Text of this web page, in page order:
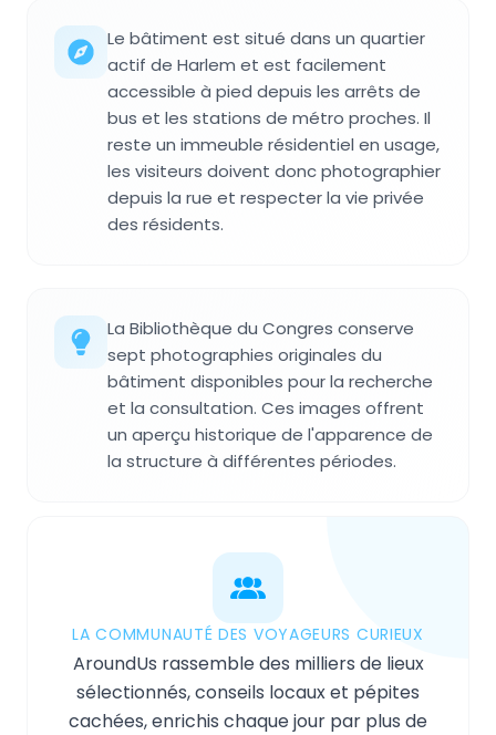
Le bâtiment est situé dans un quartier
actif de Harlem et est facilement
accessible à pied depuis les arrêts de
bus et les stations de métro proches. Il
reste un immeuble résidentiel en usage,
les visiteurs doivent donc photographier
depuis la rue et respecter la vie privée
des résidents.
La Bibliothèque du Congres conserve
sept photographies originales du
bâtiment disponibles pour la recherche
et la consultation. Ces images offrent
un aperçu historique de l'apparence de
la structure à différentes périodes.
LA COMMUNAUTÉ DES VOYAGEURS CURIEUX
AroundUs rassemble des milliers de lieux
sélectionnés, conseils locaux et pépites
cachées, enrichis chaque jour par plus de